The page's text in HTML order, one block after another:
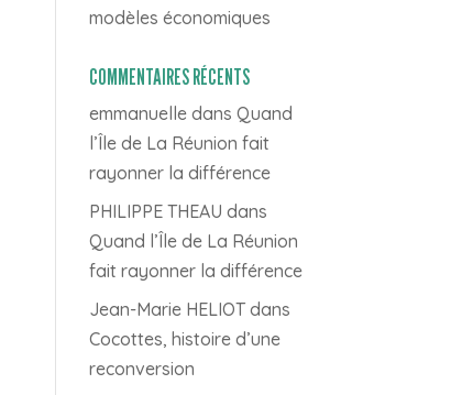
modèles économiques
COMMENTAIRES RÉCENTS
emmanuelle dansQuand
l’Île de La Réunion fait
rayonner la différence
PHILIPPE THEAU dans
Quand l’Île de La Réunion
fait rayonner la différence
Jean-Marie HELIOT dans
Cocottes, histoire d’une
reconversion